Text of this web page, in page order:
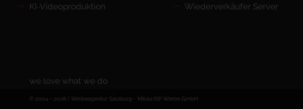
KI-Videoproduktion
Wiederverkäufer Server
we love what we do
© 2004 - 2026 | Werbeagentur Salzburg - Mikas ISP Werbe GmbH